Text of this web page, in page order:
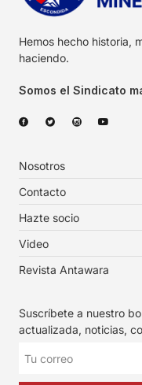
Hemos hecho historia,
haciendo.
Somos el Sindicato
Nosotros
Contacto
Hazte socio
Video
Revista Antawara
Suscríbete a nuestro
actualizada, noticias,